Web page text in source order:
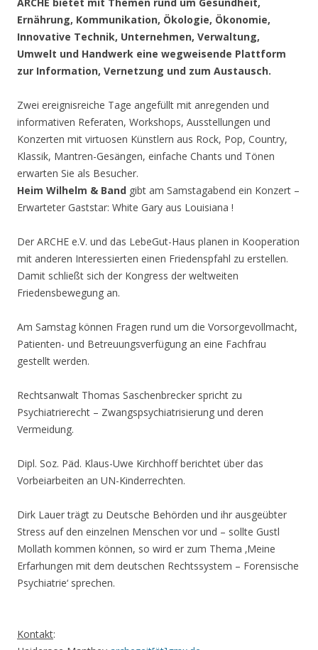
Ernährung, Kommunikation, Ökologie, Ökonomie,
Innovative Technik, Unternehmen, Verwaltung,
Umwelt und Handwerk eine wegweisende Plattform
zur Information, Vernetzung und zum Austausch.
Zwei ereignisreiche Tage angefüllt mit anregenden und
informativen Referaten, Workshops, Ausstellungen und
Konzerten mit virtuosen Künstlern aus Rock, Pop, Country,
Klassik, Mantren-Gesängen, einfache Chants und Tönen
erwarten Sie als Besucher.
Heim Wilhelm & Band gibt am Samstagabend ein Konzert –
Erwarteter Gaststar: White Gary aus Louisiana !
Der ARCHE e.V. und das LebeGut-Haus planen in Kooperation
mit anderen Interessierten einen Friedenspfahl zu erstellen.
Damit schließt sich der Kongress der weltweiten
Friedensbewegung an.
Am Samstag können Fragen rund um die Vorsorgevollmacht,
Patienten- und Betreuungsverfügung an eine Fachfrau
gestellt werden.
Rechtsanwalt Thomas Saschenbrecker spricht zu
Psychiatrierecht – Zwangspsychiatrisierung und deren
Vermeidung.
Dipl. Soz. Päd. Klaus-Uwe Kirchhoff berichtet über das
Vorbeiarbeiten an UN-Kinderrechten.
Dirk Lauer trägt zu Deutsche Behörden und ihr ausgeübter
Stress auf den einzelnen Menschen vor und – sollte Gustl
Mollath kommen können, so wird er zum Thema ‚Meine
Erfarhungen mit dem deutschen Rechtssystem – Forensische
Psychiatrie‘ sprechen.
Kontakt: